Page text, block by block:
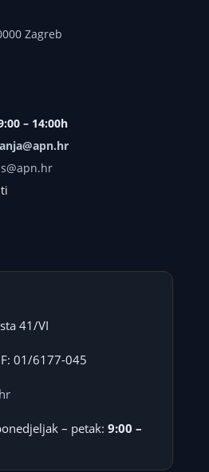
Zagreb
– 14:00h
41/VI
F: 01/6177-045
– petak: 9:00 –